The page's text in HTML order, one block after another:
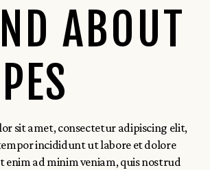
ABOUT
sit amet, consectetur adipiscing elit,
incididunt ut labore et dolore
enim ad minim veniam, quis nostrud